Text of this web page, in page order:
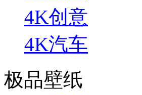
4K创意
4K汽车
极品壁纸